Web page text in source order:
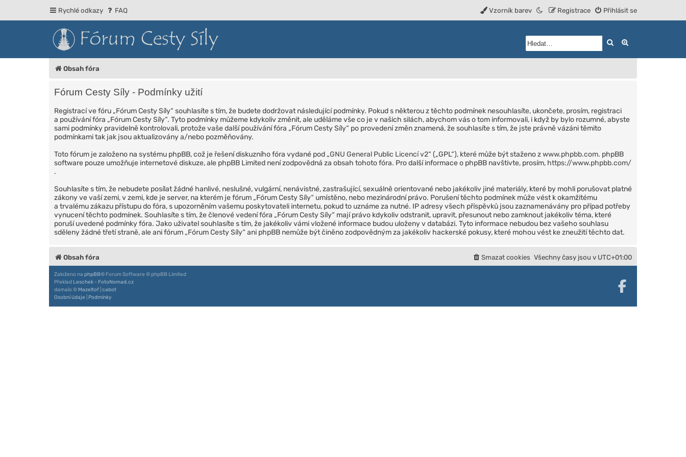
Rychlé odkazy FAQ Přihlásit se
Registrace
Vzorník barev
Hledat
Obsah fóra
Fórum Cesty Síly - Podmínky užití
Registrací ve fóru „Fórum Cesty Síly“ souhlasíte s tím, že budete dodržovat následující podmínky. Pokud s některou z těchto podmínek nesouhlasíte, ukončete, prosím, registraci
a používání fóra „Fórum Cesty Síly“. Tyto podmínky můžeme kdykoliv změnit, ale uděláme vše co je v našich silách, abychom vás o tom informovali, i když by bylo rozumné, abyste
sami podmínky pravidelně kontrolovali, protože vaše další používání fóra „Fórum Cesty Síly“ po provedení změn znamená, že souhlasíte s tím, že jste právně vázáni těmito
podmínkami tak jak jsou aktualizovány a/nebo pozměňovány.
Toto fórum je založeno na systému phpBB, což je řešení diskuzního fóra vydané pod „GNU General Public Licencí v2“ („GPL“), které může být staženo zwww.phpbb.com. phpBB
software pouze umožňuje internetové diskuze, ale phpBB Limited není zodpovědná za obsah tohoto fóra. Pro další informace o phpBB navštivte, prosím, https://www.phpbb.com/
.
Souhlasíte s tím, že nebudete posílat žádné hanlivé, neslušné, vulgární, nenávistné, zastrašující, sexuálně orientované nebo jakékoliv jiné materiály, které by mohli porušovat platné
zákony ve vaší zemi, v zemi, kde je server, na kterém je fórum „Fórum Cesty Síly“ umístěno, nebo mezinárodní právo. Porušení těchto podmínek může vést k okamžitému
a trvalému zákazu přístupu do fóra, s upozorněním vašemu poskytovateli internetu, pokud to uznáme za nutné. IP adresy všech příspěvků jsou zaznamenávány pro případ potřeby
vynucení těchto podmínek. Souhlasíte s tím, že členové vedení fóra „Fórum Cesty Síly“ mají právo kdykoliv odstranit, upravit, přesunout nebo zamknout jakékoliv téma, které
poruší uvedené podmínky fóra. Jako uživatel souhlasíte s tím, že jakékoliv vámi vložené informace budou uloženy v databázi. Tyto informace nebudou bez vašeho souhlasu
sděleny žádné třetí straně, ale ani fórum „Fórum Cesty Síly“ ani phpBB nemůže být činěno zodpovědným za jakékoliv hackerské pokusy, které mohou vést ke zneužití těchto dat.
Obsah fóra Všechny časy jsou v UTC+01:00
Smazat cookies
Založeno na phpBB® Forum Software © phpBB Limited
Překlad Leschek - FotoNomad.cz
damaïo © Mazeltof cabot
Osobní údaje
Podmínky